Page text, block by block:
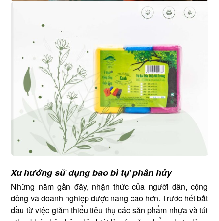
Xu hướng sử dụng bao bì tự phân hủy
Những năm gần đây, nhận thức của người dân, cộng
đồng và doanh nghiệp được nâng cao hơn. Trước hết bắt
đầu từ việc giảm thiểu tiêu thụ các sản phẩm nhựa và túi